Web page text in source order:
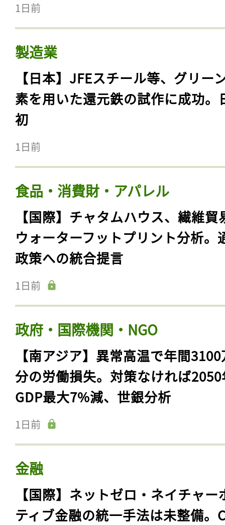
1日前
製造業
【日本】JFEスチール等、グリー
素を用いた還元鉄の試作に成功。
初
1日前
食品・消費財・アパレル
【国際】チャタムハウス、繊維貿
ウォーターフットプリント分析。
政策への統合提言
1日前
政府・国際機関・NGO
【南アジア】異常高温で年間
分の労働損失。対策なければ
GDP最大7%減、世銀分析
1日前
金融
【国際】ネットゼロ・ネイチャー
ティブ金融の統一手法は未整備。